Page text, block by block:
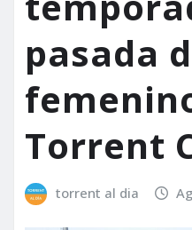
pasada
Torrent
torrent al dia